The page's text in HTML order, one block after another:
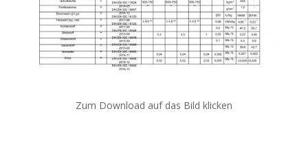
Zum Download auf das Bild klicken